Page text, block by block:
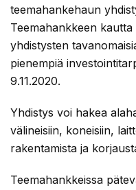
teemahankehaun
Teemahankkeen
yhdistysten
pienempiä
9.11.2020.
Yhdistys voi hakea
välineisiin, koneisiin,
rakentamista ja
Teemahankkeissa